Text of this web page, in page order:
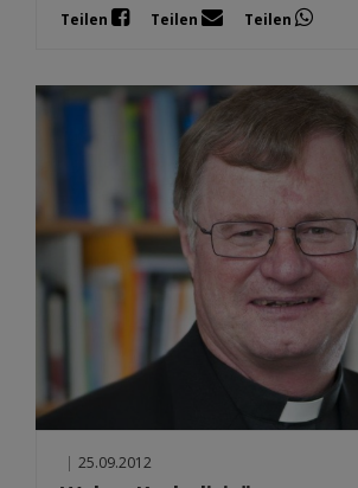
Teilen Teilen Teilen
| 25.09.2012